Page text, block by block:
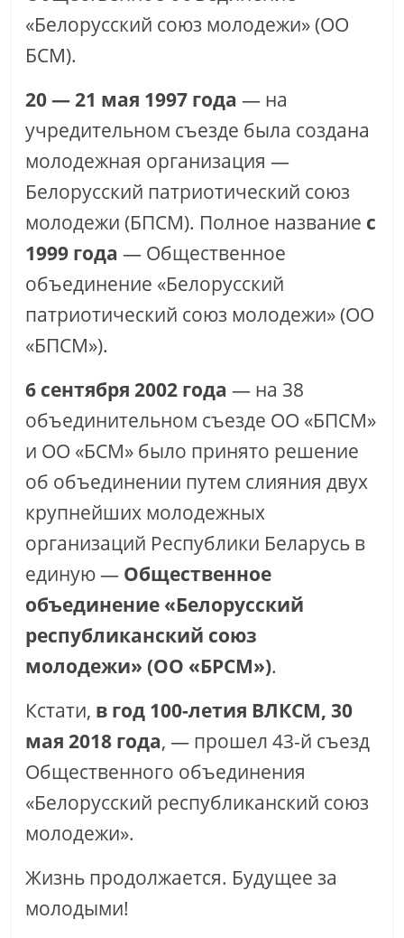
«Белорусский союз молодежи» (ОО
БСМ).
20 — 21 мая 1997 года — на
учредительном съезде была создана
молодежная организация —
Белорусский патриотический союз
молодежи (БПСМ). Полное название с
1999 года — Общественное
объединение «Белорусский
патриотический союз молодежи» (ОО
«БПСМ»).
6 сентября 2002 года — на 38
объединительном съезде ОО «БПСМ»
и ОО «БСМ» было принято решение
об объединении путем слияния двух
крупнейших молодежных
организаций Республики Беларусь в
единую — Общественное
объединение «Белорусский
республиканский союз
молодежи» (ОО «БРСМ»).
Кстати, в год 100-летия ВЛКСМ, 30
мая 2018 года, — прошел 43-й съезд
Общественного объединения
«Белорусский республиканский союз
молодежи».
Жизнь продолжается. Будущее за
молодыми!